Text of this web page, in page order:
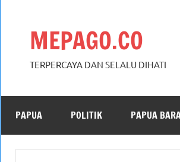
MEPAGO.CO
TERPERCAYA DAN SELALU DIHATI
PAPUA POLITIK PAPUA